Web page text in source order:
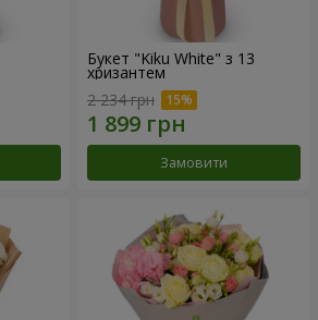
Букет "Kiku White" з 13
хризантем
2 234 грн
Замовити